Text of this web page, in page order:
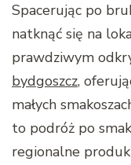
Spacerując po
natknąć się na
prawdziwym
bydgoszcz,
małych
to podróż po
regionalne